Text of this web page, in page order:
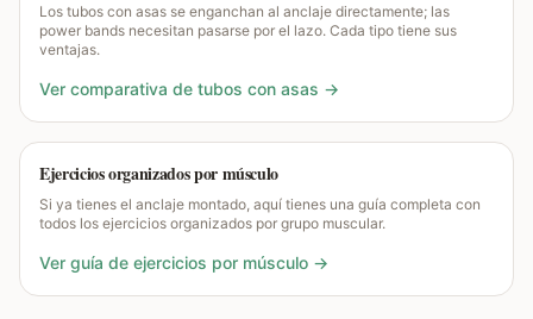
Los tubos con asas se enganchan al anclaje directamente; las
power bands necesitan pasarse por el lazo. Cada tipo tiene sus
ventajas.
Ver comparativa de tubos con asas →
Ejercicios organizados por músculo
Si ya tienes el anclaje montado, aquí tienes una guía completa con
todos los ejercicios organizados por grupo muscular.
Ver guía de ejercicios por músculo →